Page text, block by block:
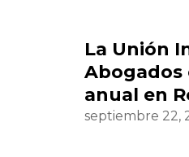
La Unión
Abogados
anual en
septiembre 22,